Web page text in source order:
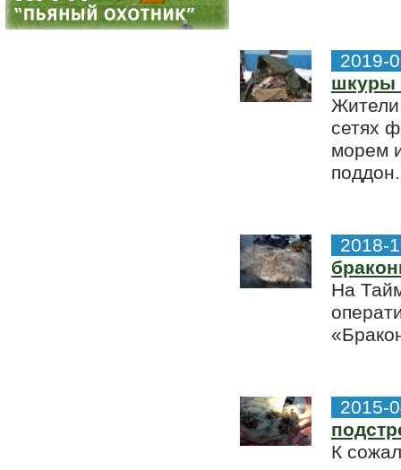
2019-
шкуры
Жители
сетях
морем
2018-
На
2015-
К